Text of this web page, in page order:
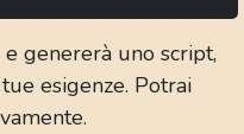
genererà uno script,
esigenze. Potrai